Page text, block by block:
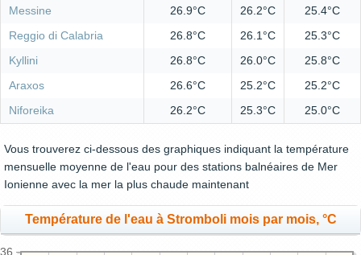
Messine
26.9°C 26.2°C
25.4°C
Reggio di Calabria
26.8°C 26.1°C
25.3°C
Kyllini
26.8°C 26.0°C
25.8°C
Araxos
26.6°C 25.2°C
25.2°C
Niforeika
26.2°C 25.3°C 25.0°C
Vous trouverez ci-dessous des graphiques indiquant la température
mensuelle moyenne de l'eau pour des stations balnéaires de Mer
Ionienne avec la mer la plus chaude maintenant
Température de l'eau à Stromboli mois par mois, °C
36